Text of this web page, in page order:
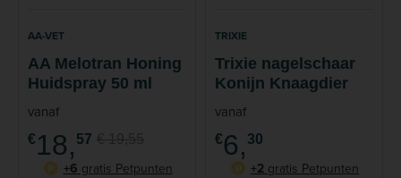
AA-VET
AA Melotran Honing
Huidspray 50 ml
vanaf
€18, 57
P
+6 gratis Petpunten
TRIXIE
Trixie nagelschaar
Konijn Knaagdier
vanaf
€6, 30
P
+2 gratis Petpunten